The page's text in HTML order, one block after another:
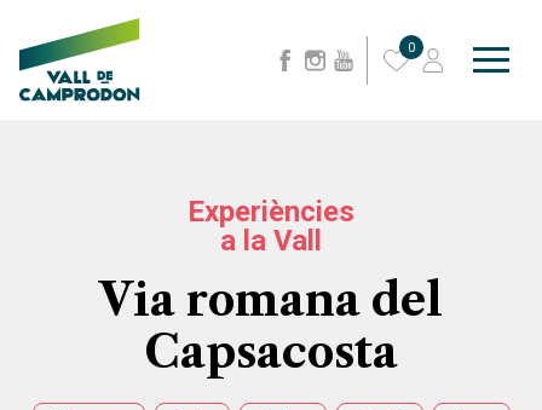
0
Experiències
a la Vall
Via romana del
Capsacosta